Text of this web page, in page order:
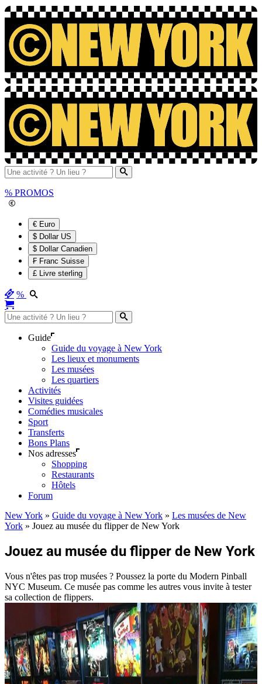
% PROMOS
€ Euro
$ Dollar US
$ Dollar Canadien
₣ Franc Suisse
£ Livre sterling
%
Guide
Guide du voyage à New York
Les lieux et monuments
Les musées
Les quartiers
Activités
Visites guidées
Comédies musicales
Sport
Transferts
Bons Plans
Nos adresses
Shopping
Restaurants
Hôtels
Forum
New York » Guide du voyage à New York » Les musées de New
York » Jouez au musée du flipper de New York
Jouez au musée du flipper de New York
Vous n'êtes pas trop musées ? Poussez la porte du Modern Pinball
NYC Museum. Ce musée pas comme les autres vous invite à tester
sa collection de flippers.